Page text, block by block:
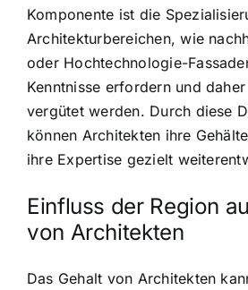
Komponente ist die
Architekturbereichen, wie
oder Hochtechnologie-
Kenntnisse erfordern und
vergütet werden. Durch diese
können Architekten ihre
ihre Expertise gezielt
Einfluss der Region
von Architekten
Das Gehalt von Architekten